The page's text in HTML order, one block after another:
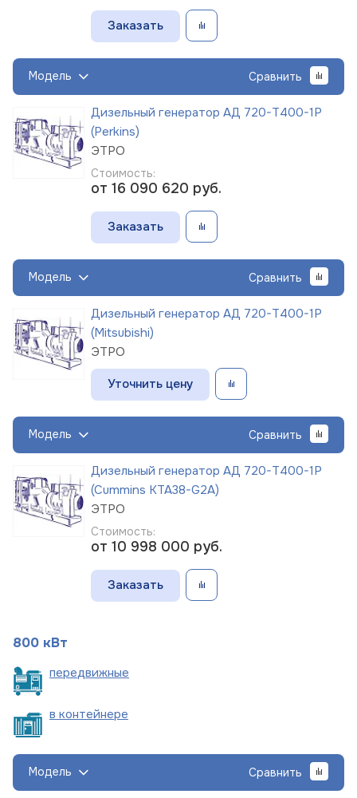
Заказать
Модель Сравнить
Дизельный генератор АД 720-Т400-1Р
(Perkins)
ЭТРО
Стоимость:
от 16 090 620 руб.
Заказать
Модель Сравнить
Дизельный генератор АД 720-Т400-1Р
(Mitsubishi)
ЭТРО
Уточнить цену
Модель Сравнить
Дизельный генератор АД 720-Т400-1Р
(Cummins KTA38-G2A)
ЭТРО
Стоимость:
от 10 998 000 руб.
Заказать
800 кВт
передвижные
в контейнере
Модель Сравнить